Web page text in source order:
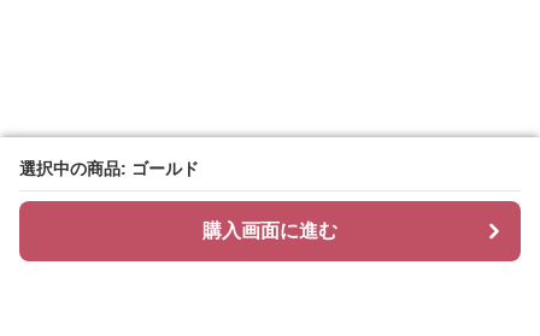
選択中の商品: ゴールド
購入画面に進む
選択中の商品: ゴールド
購入画面に進む